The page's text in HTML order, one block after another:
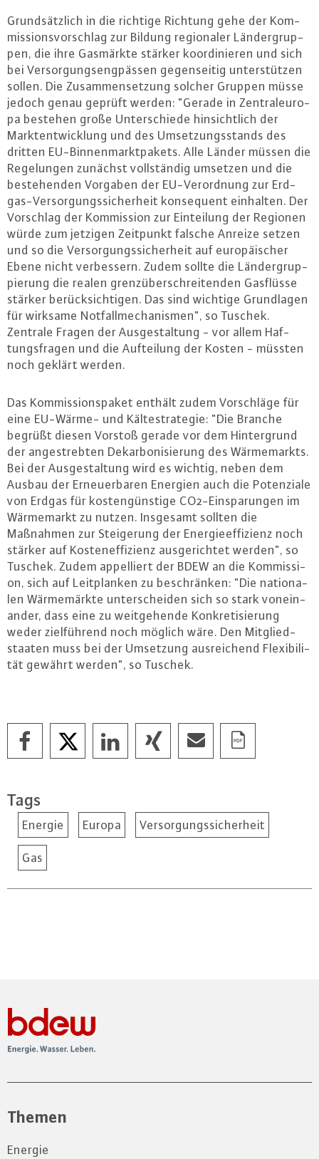
Grund­sätz­lich in die richtige Richtung gehe der Kom­
mis­si­ons­vor­schlag zur Bildung re­gio­na­ler Län­der­grup­
pen, die ihre Gasmärkte stärker ko­or­di­nie­ren und sich
bei Ver­sor­gungs­eng­päs­sen ge­gen­sei­tig un­ter­stüt­zen
sollen. Die Zu­sam­men­set­zung solcher Gruppen müsse
jedoch genau geprüft werden: "Gerade in Zen­tral­eu­ro­
pa bestehen große Un­ter­schie­de hin­sicht­lich der
Markt­ent­wick­lung und des Um­set­zungs­stands des
dritten EU-Bin­nen­markt­pa­kets. Alle Länder müssen die
Re­ge­lun­gen zunächst voll­stän­dig umsetzen und die
be­ste­hen­den Vorgaben der EU-Ver­ord­nung zur Erd­
gas-Ver­sor­gungs­si­cher­heit kon­se­quent einhalten. Der
Vorschlag der Kom­mis­si­on zur Ein­tei­lung der Regionen
würde zum jetzigen Zeitpunkt falsche Anreize setzen
und so die Ver­sor­gungs­si­cher­heit auf eu­ro­päi­scher
Ebene nicht ver­bes­sern. Zudem sollte die Län­der­grup­
pie­rung die realen grenz­über­schrei­ten­den Gasflüsse
stärker be­rück­sich­ti­gen. Das sind wichtige Grund­la­gen
für wirksame Not­fall­me­cha­nis­men", so Tuschek.
Zentrale Fragen der Aus­ge­stal­tung - vor allem Haf­
tungs­fra­gen und die Auf­tei­lung der Kosten - müssten
noch geklärt werden.
Das Kom­mis­si­ons­pa­ket enthält zudem Vor­schlä­ge für
eine EU-Wärme- und Käl­te­stra­te­gie: "Die Branche
begrüßt diesen Vorstoß gerade vor dem Hin­ter­grund
der an­ge­streb­ten Dekar­bo­ni­sie­rung des Wär­me­markts.
Bei der Aus­ge­stal­tung wird es wichtig, neben dem
Ausbau der Er­neu­er­ba­ren Energien auch die Po­ten­zia­le
von Erdgas für kos­ten­güns­ti­ge CO2-Ein­spa­run­gen im
Wär­me­markt zu nutzen. Insgesamt sollten die
Maßnahmen zur Stei­ge­rung der En­er­gie­ef­fi­zi­enz noch
stärker auf Kos­ten­ef­fi­zi­enz aus­ge­rich­tet werden", so
Tuschek. Zudem ap­pel­liert der BDEW an die Kom­mis­si­
on, sich auf Leit­plan­ken zu be­schrän­ken: "Die na­tio­na­
len Wär­me­märk­te un­ter­schei­den sich so stark von­ein­
an­der, dass eine zu weit­ge­hen­de Kon­kre­ti­sie­rung
weder ziel­füh­rend noch möglich wäre. Den Mit­glied­
staa­ten muss bei der Umsetzung aus­rei­chend Fle­xi­bi­li­
tät gewährt werden", so Tuschek.
Tags
Energie Europa Versorgungssicherheit
Gas
Themen
Energie